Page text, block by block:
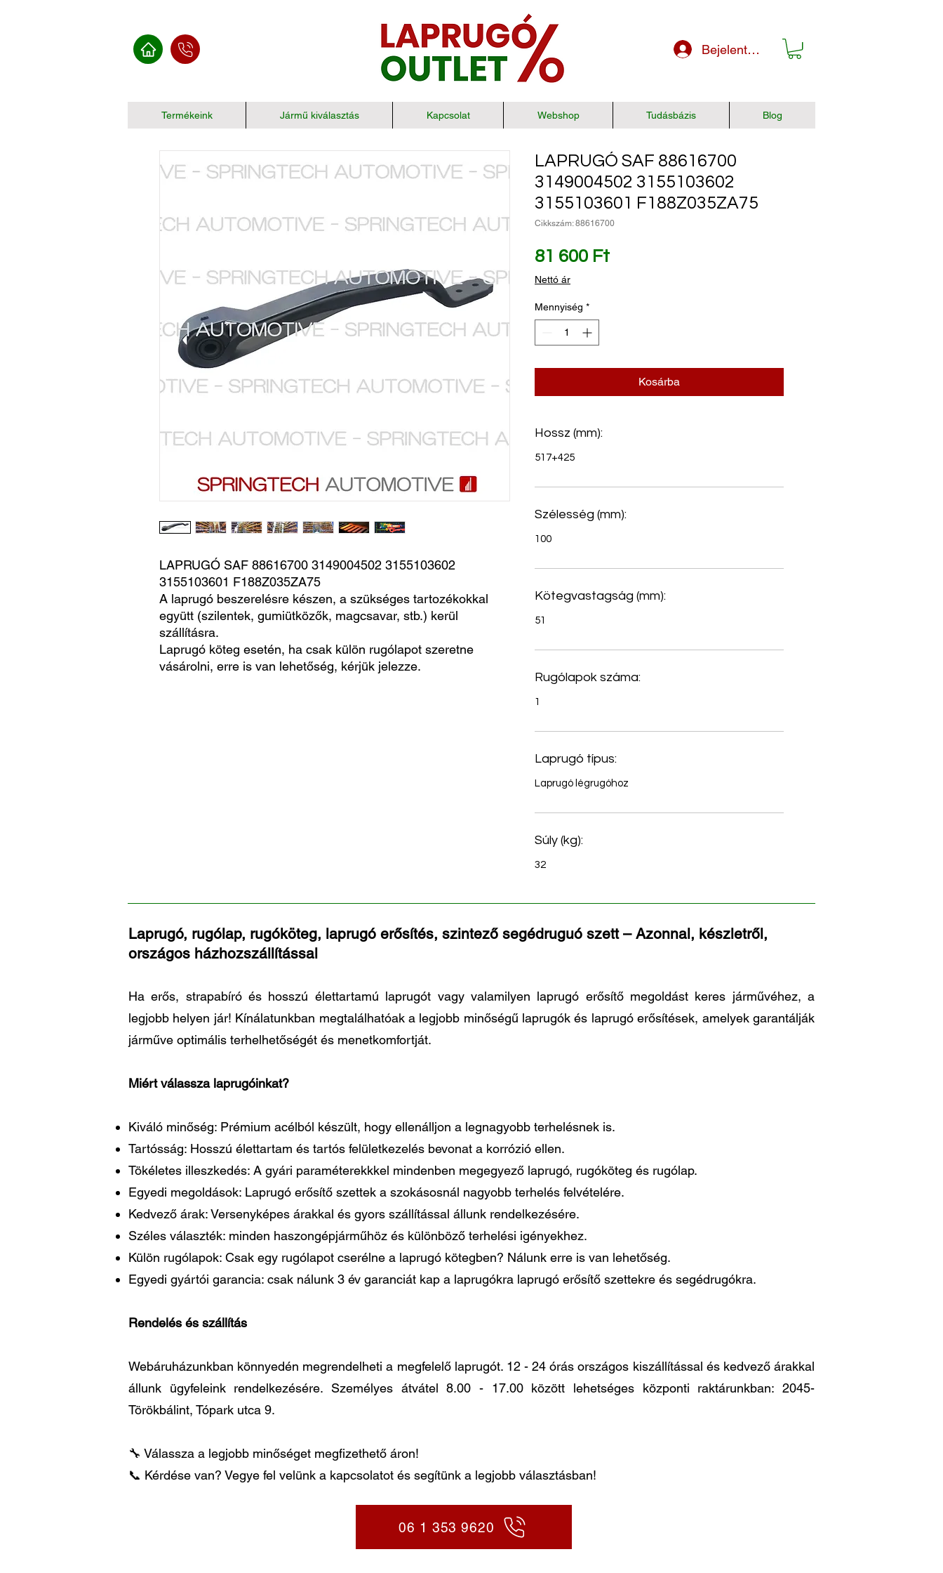
Bejelentkezés
Termékeink Jármű kiválasztás Kapcsolat Webshop Tudásbázis Blog
LAPRUGÓ SAF 88616700 3149004502 3155103602
3155103601 F188Z035ZA75
A laprugó beszerelésre készen, a szükséges tartozékokkal
együtt (szilentek, gumiütközők, magcsavar, stb.) kerül
szállításra.
Laprugó köteg esetén, ha csak külön rugólapot szeretne
vásárolni, erre is van lehetőség, kérjük jelezze.
LAPRUGÓ SAF 88616700
3149004502 3155103602
3155103601 F188Z035ZA75
Cikkszám: 88616700
81 600 FtÁr
Nettó ár
Mennyiség *
Kosárba
Hossz (mm):
517+425
Szélesség (mm):
100
Kötegvastagság (mm):
51
Rugólapok száma:
1
Laprugó típus:
Laprugó légrugóhoz
Súly (kg):
32
Laprugó, rugólap, rugóköteg, laprugó erősítés, szintező segédruguó szett – Azonnal, készletről,
országos házhozszállítással
Ha erős, strapabíró és hosszú élettartamú laprugót vagy valamilyen laprugó erősítő megoldást keres járművéhez, a
legjobb helyen jár! Kínálatunkban megtalálhatóak a legjobb minőségű laprugók és laprugó erősítések, amelyek garantálják
járműve optimális terhelhetőségét és menetkomfortját.
Miért válassza laprugóinkat?
Kiváló minőség: Prémium acélból készült, hogy ellenálljon a legnagyobb terhelésnek is.
Tartósság: Hosszú élettartam és tartós felületkezelés bevonat a korrózió ellen.
Tökéletes illeszkedés: A gyári paraméterekkkel mindenben megegyező laprugó, rugóköteg és rugólap.
Egyedi megoldások: Laprugó erősítő szettek a szokásosnál nagyobb terhelés felvételére.
Kedvező árak: Versenyképes árakkal és gyors szállítással állunk rendelkezésére.
Széles választék: minden haszongépjárműhöz és különböző terhelési igényekhez.
Külön rugólapok: Csak egy rugólapot cserélne a laprugó kötegben? Nálunk erre is van lehetőség.
Egyedi gyártói garancia: csak nálunk 3 év garanciát kap a laprugókra laprugó erősítő szettekre és segédrugókra.
Rendelés és szállítás
Webáruházunkban könnyedén megrendelheti a megfelelő laprugót. 12 - 24 órás országos kiszállítással és kedvező árakkal
állunk ügyfeleink rendelkezésére. Személyes átvátel 8.00 - 17.00 között lehetséges központi raktárunkban: 2045-
Törökbálint, Tópark utca 9.
🔧 Válassza a legjobb minőséget megfizethető áron!
📞 Kérdése van? Vegye fel velünk a kapcsolatot és segítünk a legjobb választásban!
06 1 353 9620